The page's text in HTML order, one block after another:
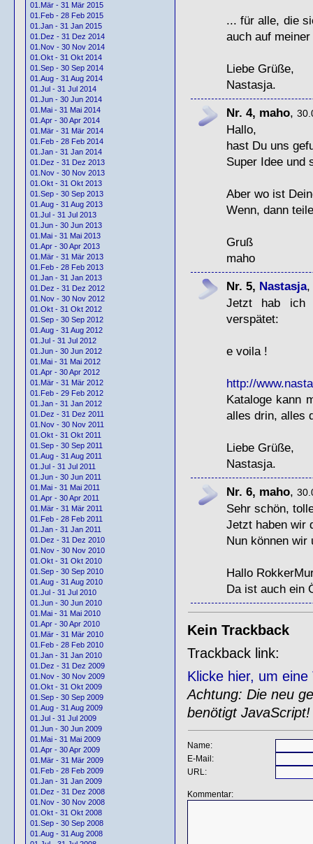
01.Mär - 31 Mär 2015
01.Feb - 28 Feb 2015
01.Jan - 31 Jan 2015
01.Dez - 31 Dez 2014
01.Nov - 30 Nov 2014
01.Okt - 31 Okt 2014
01.Sep - 30 Sep 2014
01.Aug - 31 Aug 2014
01.Jul - 31 Jul 2014
01.Jun - 30 Jun 2014
01.Mai - 31 Mai 2014
01.Apr - 30 Apr 2014
01.Mär - 31 Mär 2014
01.Feb - 28 Feb 2014
01.Jan - 31 Jan 2014
01.Dez - 31 Dez 2013
01.Nov - 30 Nov 2013
01.Okt - 31 Okt 2013
01.Sep - 30 Sep 2013
01.Aug - 31 Aug 2013
01.Jul - 31 Jul 2013
01.Jun - 30 Jun 2013
01.Mai - 31 Mai 2013
01.Apr - 30 Apr 2013
01.Mär - 31 Mär 2013
01.Feb - 28 Feb 2013
01.Jan - 31 Jan 2013
01.Dez - 31 Dez 2012
01.Nov - 30 Nov 2012
01.Okt - 31 Okt 2012
01.Sep - 30 Sep 2012
01.Aug - 31 Aug 2012
01.Jul - 31 Jul 2012
01.Jun - 30 Jun 2012
01.Mai - 31 Mai 2012
01.Apr - 30 Apr 2012
01.Mär - 31 Mär 2012
01.Feb - 29 Feb 2012
01.Jan - 31 Jan 2012
01.Dez - 31 Dez 2011
01.Nov - 30 Nov 2011
01.Okt - 31 Okt 2011
01.Sep - 30 Sep 2011
01.Aug - 31 Aug 2011
01.Jul - 31 Jul 2011
01.Jun - 30 Jun 2011
01.Mai - 31 Mai 2011
01.Apr - 30 Apr 2011
01.Mär - 31 Mär 2011
01.Feb - 28 Feb 2011
01.Jan - 31 Jan 2011
01.Dez - 31 Dez 2010
01.Nov - 30 Nov 2010
01.Okt - 31 Okt 2010
01.Sep - 30 Sep 2010
01.Aug - 31 Aug 2010
01.Jul - 31 Jul 2010
01.Jun - 30 Jun 2010
01.Mai - 31 Mai 2010
01.Apr - 30 Apr 2010
01.Mär - 31 Mär 2010
01.Feb - 28 Feb 2010
01.Jan - 31 Jan 2010
01.Dez - 31 Dez 2009
01.Nov - 30 Nov 2009
01.Okt - 31 Okt 2009
01.Sep - 30 Sep 2009
01.Aug - 31 Aug 2009
01.Jul - 31 Jul 2009
01.Jun - 30 Jun 2009
01.Mai - 31 Mai 2009
01.Apr - 30 Apr 2009
01.Mär - 31 Mär 2009
01.Feb - 28 Feb 2009
01.Jan - 31 Jan 2009
01.Dez - 31 Dez 2008
01.Nov - 30 Nov 2008
01.Okt - 31 Okt 2008
01.Sep - 30 Sep 2008
01.Aug - 31 Aug 2008
... für alle, die
auch auf
Liebe Grüße,
Nastasja.
Nr. 4, maho,
Hallo,
hast Du uns
Super Idee und
Aber wo ist
Wenn, dann
Gruß
maho
Nr. 5, Nastasja,
Jetzt hab ich
verspätet:
e voila !
http://
Kataloge kann
alles drin, alles
Liebe Grüße,
Nastasja.
Nr. 6, maho,
Sehr schön,
Jetzt haben wir
Nun können wir
Hallo
Da ist auch ein
Kein Trackback
Trackback link:
Klicke hier, um
Achtung: Die neu
benötigt JavaScript!
Name:
E-Mail:
URL:
Kommentar: